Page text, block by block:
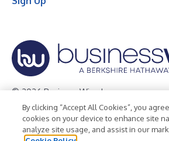
© 2026 Business Wire, Inc.
Privacy Policy Cookie Policy
Terms of Use
Legal
By clicking “Accept All Cookies”, you
cookies on your device to enhance site
analyze site usage, and assist in our